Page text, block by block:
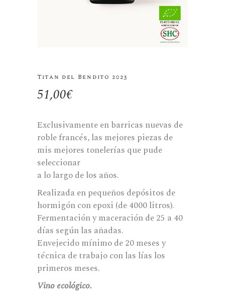
Titan del Bendito 2023
51,00€
Exclusivamente en barricas nuevas de
roble francés, las mejores piezas de
mis mejores tonelerías que pude
seleccionar
a lo largo de los años.
Realizada en pequeños depósitos de
hormigón con epoxi (de 4000 litros).
Fermentación y maceración de 25 a 40
días según las añadas.
Envejecido mínimo de 20 meses y
técnica de trabajo con las lías los
primeros meses.
Vino ecológico.